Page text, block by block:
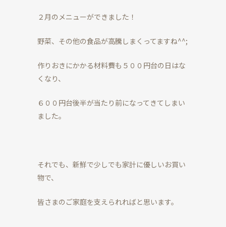
２月のメニューができました！
野菜、その他の食品が高騰しまくってますね^^;
作りおきにかかる材料費も５００円台の日はな
くなり、
６００円台後半が当たり前になってきてしまい
ました。
それでも、新鮮で少しでも家計に優しいお買い
物で、
皆さまのご家庭を支えられればと思います。